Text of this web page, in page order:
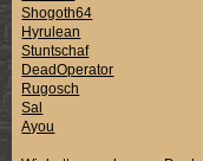
Shogoth64
Hyrulean
Stuntschaf
DeadOperator
Rugosch
Sal
Ayou